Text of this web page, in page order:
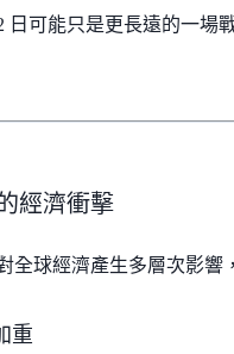
日可能只是更長遠的一場
經濟衝擊
全球經濟產生多層次影響
重